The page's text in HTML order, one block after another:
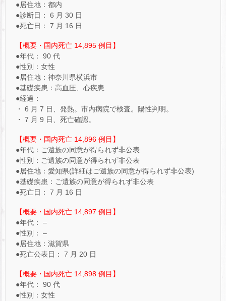
●居住地：都内
●診断日： 6 月 30 日
●死亡日： 7 月 16 日
【概要・国内死亡 14,895 例目】
●年代： 90 代
●性別：女性
●居住地：神奈川県横浜市
●基礎疾患：高血圧、心疾患
●経過：
・ 6 月 7 日、発熱。市内病院で検査。陽性判明。
・ 7 月 9 日、死亡確認。
【概要・国内死亡 14,896 例目】
●年代：ご遺族の同意が得られず非公表
●性別：ご遺族の同意が得られず非公表
●居住地：愛知県(詳細はご遺族の同意が得られず非公表)
●基礎疾患：ご遺族の同意が得られず非公表
●死亡日： 7 月 16 日
【概要・国内死亡 14,897 例目】
●年代： –
●性別： –
●居住地：滋賀県
●死亡公表日： 7 月 20 日
【概要・国内死亡 14,898 例目】
●年代： 90 代
●性別：女性